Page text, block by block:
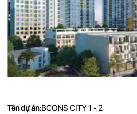
Tên dự án:BCONS CITY 1 - 2